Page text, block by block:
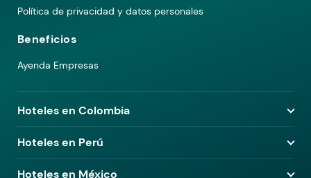
Política de privacidad y datos personales
Beneficios
Ayenda Empresas
Hoteles en Colombia
Hoteles en Medellín
Hoteles en Bogotá
Hoteles en Perú
Hoteles en Lima
Hoteles en México